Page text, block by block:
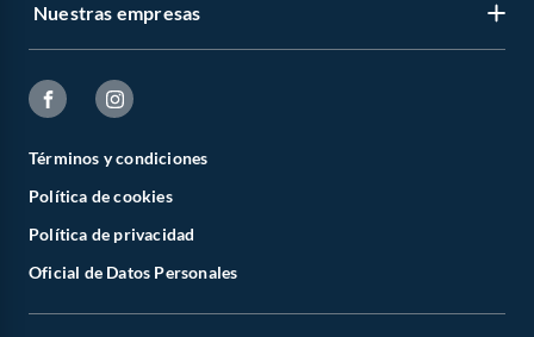
Nuestras empresas
Términos y condiciones
Política de cookies
Política de privacidad
Oficial de Datos Personales